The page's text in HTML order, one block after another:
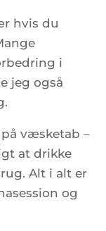
hvis du
i
jeg også
væsketab –
at drikke
Alt i alt er
og